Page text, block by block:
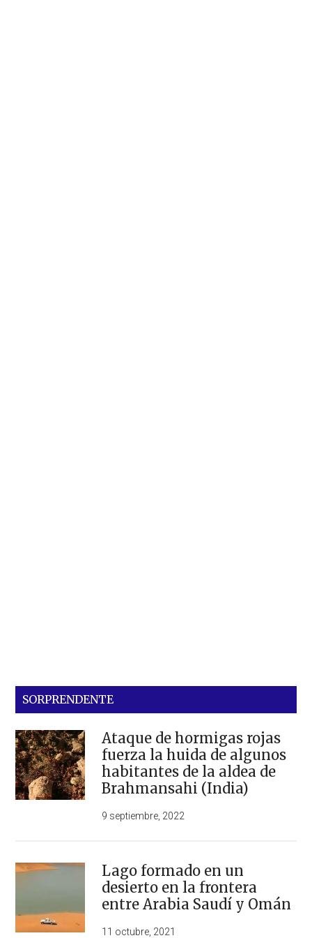
SORPRENDENTE
Ataque de hormigas rojas
fuerza la huida de algunos
habitantes de la aldea de
Brahmansahi (India)
9 septiembre, 2022
Lago formado en un
desierto en la frontera
entre Arabia Saudí y Omán
11 octubre, 2021